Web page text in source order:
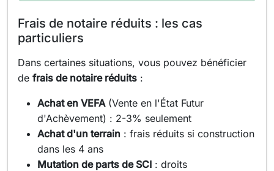
Frais de notaire réduits : les cas
particuliers
Dans certaines situations, vous pouvez bénéficier
de frais de notaire réduits :
Achat en VEFA(Vente en l'État Futur
d'Achèvement) : 2-3% seulement
Achat d'un terrain : frais réduits si construction
dans les 4 ans
Mutation de parts de SCI : droits